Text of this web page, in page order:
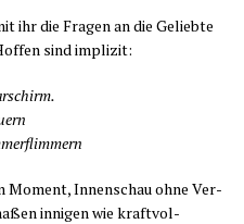
ihr die Fra­gen an die Gelieb­te
sind implizit:
Moment, Innen­schau ohne Ver­
inni­gen wie kraft­vol­